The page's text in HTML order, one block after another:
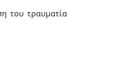
του τραυματία